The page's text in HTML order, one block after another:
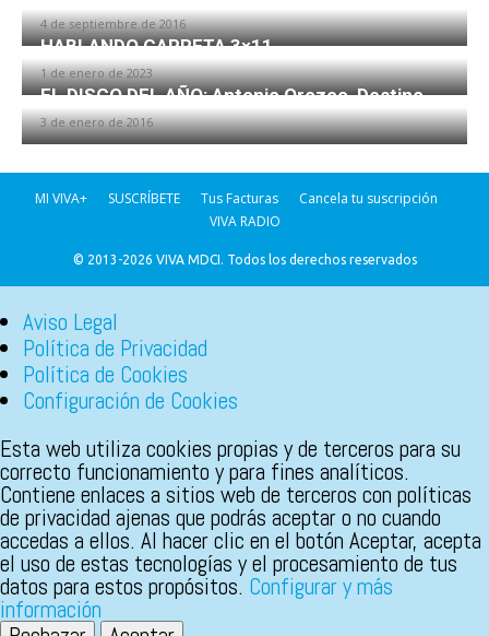
4 de septiembre de 2016
HABLANDO CARRETA 3×11
1 de enero de 2023
EL DISCO DEL AÑO: Antonio Orozco, Destino
3 de enero de 2016
MI VIVA+ SUSCRÍBETE Tus Facturas
Cancela tu suscripción
VIVA RADIO
© 2013-2026 VIVA MDCI. Todos los derechos reservados
Aviso Legal
Política de Privacidad
Política de Cookies
Configuración de Cookies
Esta web utiliza cookies propias y de terceros para su
correcto funcionamiento y para fines analíticos.
Contiene enlaces a sitios web de terceros con políticas
de privacidad ajenas que podrás aceptar o no cuando
accedas a ellos. Al hacer clic en el botón Aceptar, acepta
el uso de estas tecnologías y el procesamiento de tus
datos para estos propósitos. Configurar y más
información